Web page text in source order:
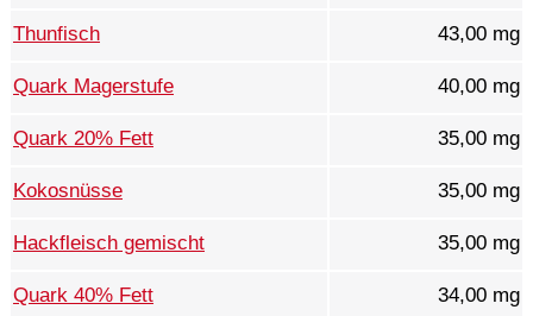
Thunfisch 43,00 mg
Quark Magerstufe 40,00 mg
Quark 20% Fett 35,00 mg
Kokosnüsse 35,00 mg
Hackfleisch gemischt 35,00 mg
Quark 40% Fett 34,00 mg